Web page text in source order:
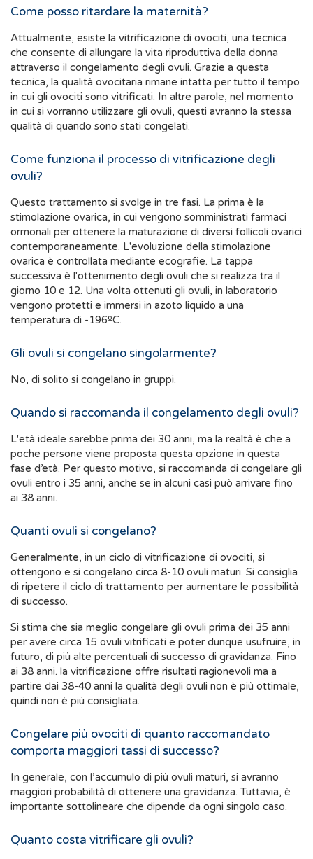
Come posso ritardare la maternità?
Attualmente, esiste la vitrificazione di ovociti, una tecnica
che consente di allungare la vita riproduttiva della donna
attraverso il congelamento degli ovuli. Grazie a questa
tecnica, la qualità ovocitaria rimane intatta per tutto il tempo
in cui gli ovociti sono vitrificati. In altre parole, nel momento
in cui si vorranno utilizzare gli ovuli, questi avranno la stessa
qualità di quando sono stati congelati.
Come funziona il processo di vitrificazione degli
ovuli?
Questo trattamento si svolge in tre fasi. La prima è la
stimolazione ovarica, in cui vengono somministrati farmaci
ormonali per ottenere la maturazione di diversi follicoli ovarici
contemporaneamente. L'evoluzione della stimolazione
ovarica è controllata mediante ecografie. La tappa
successiva è l'ottenimento degli ovuli che si realizza tra il
giorno 10 e 12. Una volta ottenuti gli ovuli, in laboratorio
vengono protetti e immersi in azoto liquido a una
temperatura di -196ºC.
Gli ovuli si congelano singolarmente?
No, di solito si congelano in gruppi.
Quando si raccomanda il congelamento degli ovuli?
L'età ideale sarebbe prima dei 30 anni, ma la realtà è che a
poche persone viene proposta questa opzione in questa
fase d’età. Per questo motivo, si raccomanda di congelare gli
ovuli entro i 35 anni, anche se in alcuni casi può arrivare fino
ai 38 anni.
Quanti ovuli si congelano?
Generalmente, in un ciclo di vitrificazione di ovociti, si
ottengono e si congelano circa 8-10 ovuli maturi. Si consiglia
di ripetere il ciclo di trattamento per aumentare le possibilità
di successo.
Si stima che sia meglio congelare gli ovuli prima dei 35 anni
per avere circa 15 ovuli vitrificati e poter dunque usufruire, in
futuro, di più alte percentuali di successo di gravidanza. Fino
ai 38 anni. la vitrificazione offre risultati ragionevoli ma a
partire dai 38-40 anni la qualità degli ovuli non è più ottimale,
quindi non è più consigliata.
Congelare più ovociti di quanto raccomandato
comporta maggiori tassi di successo?
In generale, con l’accumulo di più ovuli maturi, si avranno
maggiori probabilità di ottenere una gravidanza. Tuttavia, è
importante sottolineare che dipende da ogni singolo caso.
Quanto costa vitrificare gli ovuli?